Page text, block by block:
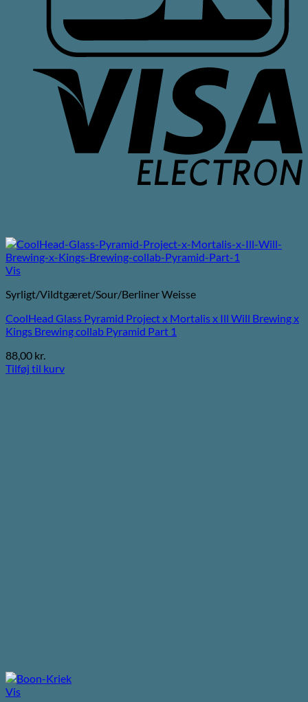
Vis
Syrligt/Vildtgæret/Sour/Berliner Weisse
CoolHead Glass Pyramid Project x Mortalis x Ill Will Brewing x
Kings Brewing collab Pyramid Part 1
88,00 kr.
Tilføj til kurv
Vis